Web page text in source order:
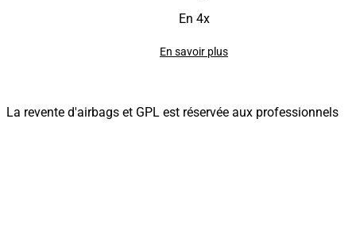
En 4x
En savoir plus
La revente d'airbags et GPL est réservée aux professionnels